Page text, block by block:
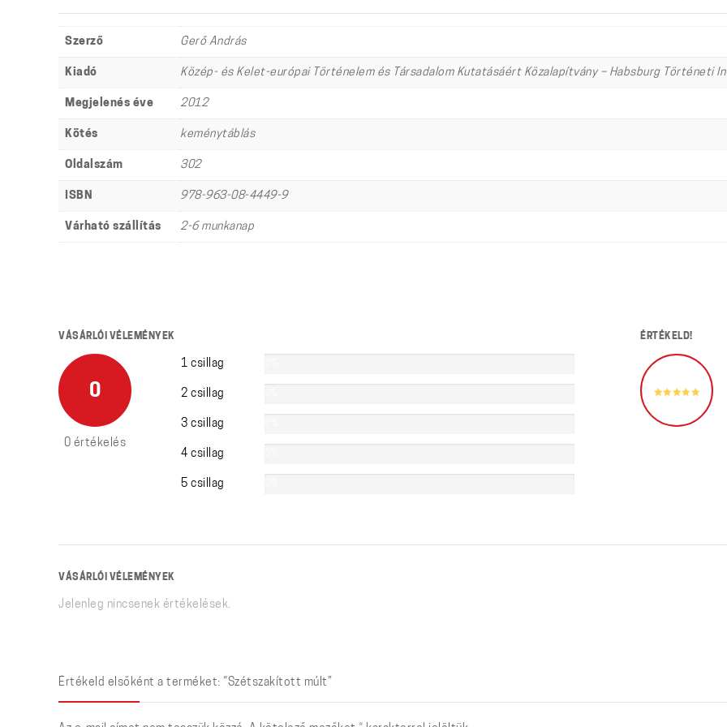
Szerző Gerő András
Kiadó Közép- és Kelet-európai Történelem és Társadalom Kutatásáért Közalapítvány – Habsburg Történeti
Megjelenés éve 2012
Kötés keménytáblás
Oldalszám 302
ISBN 978-963-08-4449-9
Várható szállítás 2-6 munkanap
VÁSÁRLÓI VÉLEMÉNYEK
0
0 értékelés
1 csillag
2 csillag
3 csillag
4 csillag
5 csillag
ÉRTÉKELD!
VÁSÁRLÓI VÉLEMÉNYEK
Jelenleg nincsenek értékelések.
Értékeld elsőként a terméket: “Szétszakított múlt”